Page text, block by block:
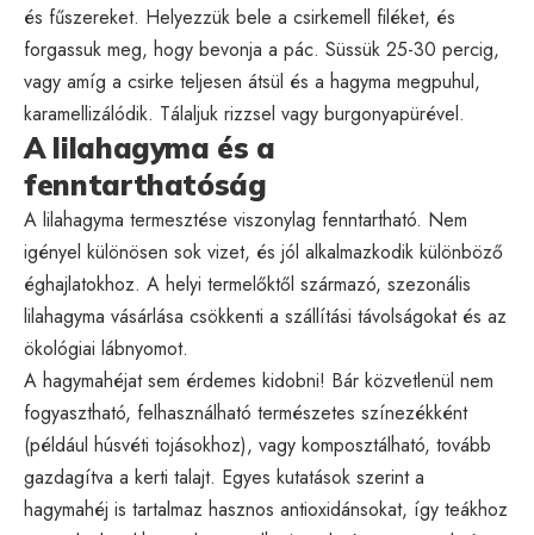
és fűszereket. Helyezzük bele a csirkemell filéket, és
forgassuk meg, hogy bevonja a pác. Süssük 25-30 percig,
vagy amíg a csirke teljesen átsül és a hagyma megpuhul,
karamellizálódik. Tálaljuk rizzsel vagy burgonyapürével.
A lilahagyma és a
fenntarthatóság
A lilahagyma termesztése viszonylag fenntartható. Nem
igényel különösen sok vizet, és jól alkalmazkodik különböző
éghajlatokhoz. A helyi termelőktől származó, szezonális
lilahagyma vásárlása csökkenti a szállítási távolságokat és az
ökológiai lábnyomot.
A hagymahéjat sem érdemes kidobni! Bár közvetlenül nem
fogyasztható, felhasználható természetes színezékként
(például húsvéti tojásokhoz), vagy komposztálható, tovább
gazdagítva a kerti talajt. Egyes kutatások szerint a
hagymahéj is tartalmaz hasznos antioxidánsokat, így teákhoz